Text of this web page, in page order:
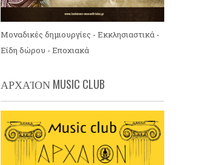
Μοναδικές δημιουργίες - Εκκλησιαστικά -
Είδη δώρου - Εποχιακά
ΑΡΧΑΊΟΝ MUSIC CLUB